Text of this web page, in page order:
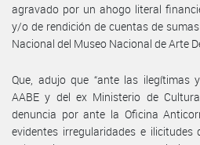
agravado por un ahogo literal
y/o de rendición de cuentas de
Nacional del Museo Nacional de Arte
Que, adujo que “ante las ilegítimas
AABE y del ex Ministerio de
denuncia por ante la Oficina
evidentes irregularidades e ilicitudes